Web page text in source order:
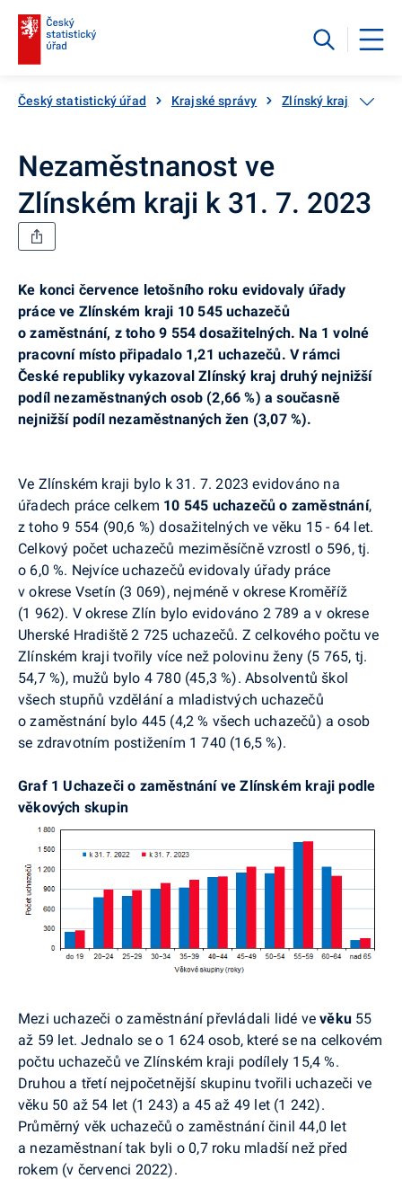
Český statistický úřad Krajské správy Zlínský kraj
Nezaměstnanost ve
Zlínském kraji k 31. 7. 2023
Ke konci července letošního roku evidovaly úřady
práce ve Zlínském kraji 10 545 uchazečů
o zaměstnání, z toho 9 554 dosažitelných. Na 1 volné
pracovní místo připadalo 1,21 uchazečů. V rámci
České republiky vykazoval Zlínský kraj druhý nejnižší
podíl nezaměstnaných osob (2,66 %) a současně
nejnižší podíl nezaměstnaných žen (3,07 %).
Ve Zlínském kraji bylo k 31. 7. 2023 evidováno na
úřadech práce celkem 10 545 uchazečů o zaměstnání,
z toho 9 554 (90,6 %) dosažitelných ve věku 15 - 64 let.
Celkový počet uchazečů meziměsíčně vzrostl o 596, tj.
o 6,0 %. Nejvíce uchazečů evidovaly úřady práce
v okrese Vsetín (3 069), nejméně v okrese Kroměříž
(1 962). V okrese Zlín bylo evidováno 2 789 a v okrese
Uherské Hradiště 2 725 uchazečů. Z celkového počtu ve
Zlínském kraji tvořily více než polovinu ženy (5 765, tj.
54,7 %), mužů bylo 4 780 (45,3 %). Absolventů škol
všech stupňů vzdělání a mladistvých uchazečů
o zaměstnání bylo 445 (4,2 % všech uchazečů) a osob
se zdravotním postižením 1 740 (16,5 %).
Graf 1Uchazeči o zaměstnání ve Zlínském kraji podle
věkových skupin
Mezi uchazeči o zaměstnání převládali lidé vevěku 55
až 59 let. Jednalo se o 1 624 osob, které se na celkovém
počtu uchazečů ve Zlínském kraji podílely 15,4 %.
Druhou a třetí nejpočetnější skupinu tvořili uchazeči ve
věku 50 až 54 let (1 243) a 45 až 49 let (1 242).
Průměrný věk uchazečů o zaměstnání činil 44,0 let
a nezaměstnaní tak byli o 0,7 roku mladší než před
rokem (v červenci 2022).